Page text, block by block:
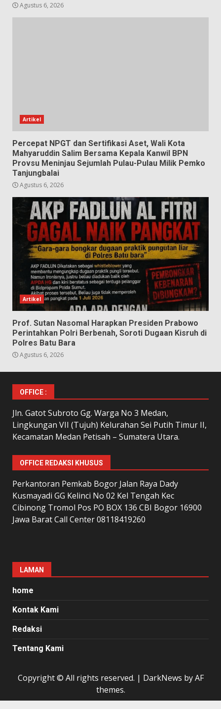
Agustus 6, 2026
Artikel
Percepat NPGT dan Sertifikasi Aset, Wali Kota
Mahyaruddin Salim Bersama Kepala Kanwil BPN
Provsu Meninjau Sejumlah Pulau-Pulau Milik Pemko
Tanjungbalai
Agustus 6, 2026
Artikel
Prof. Sutan Nasomal Harapkan Presiden Prabowo
Perintahkan Polri Berbenah, Soroti Dugaan Kisruh di
Polres Batu Bara
Agustus 6, 2026
OFFICE :
Jln. Gatot Subroto Gg. Warga No 3 Medan,
Lingkungan VII (Tujuh) Kelurahan Sei Putih Timur II,
Kecamatan Medan Petisah – Sumatera Utara.
OFFICE REDAKSI KHUSUS
Perkantoran Pemkab Bogor Jalan Raya Dady
Kusmayadi GG Kelinci No 02 Kel Tengah Kec
Cibinong Tromol Pos PO BOX 136 CBI Bogor 16900
Jawa Barat Call Center 08118419260
LAMAN
home
Kontak Kami
Redaksi
Tentang Kami
Copyright © All rights reserved. | DarkNews by AF
themes.